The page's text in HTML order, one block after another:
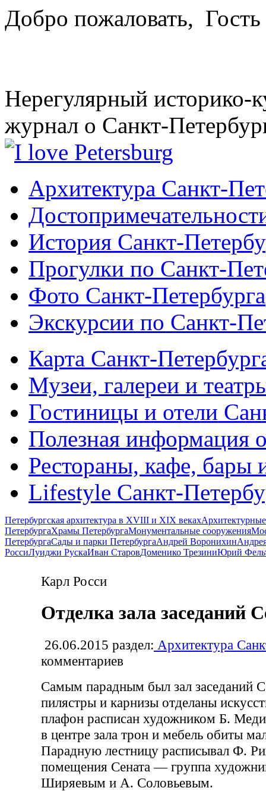
Добро пожаловать, Гость
Нерегулярный историко-
журнал о Санкт-
Архитектура Санкт-
История Санкт-
Прогулки по Санкт-
Фото Санкт-Петербурга
Экскурсии по Санкт-
Карта Санкт-
Музеи, галереи и
Гостиницы и отели
Полезная информация
Рестораны, кафе, бары
Lifestyle Санкт-
Петербургская архитектура в XVIII и XIX веках
ПетербургаХрамы ПетербургаМонументальные сооружения
ПетербургаСады и парки ПетербургаАндрей Воронихин
РоссиЛуиджи РускаИван СтаровДоменико ТрезиниЮрий
Карл Росси
Отделка зала заседаний
26.06.2015 раздел: Архитектура
комментариев
Самым парадным был зал заседаний
пилястры и карнизы отделаны
плафон расписан художником Б.
в центре зала трон и мебель обиты
Парадную лестницу расписывал Ф.
помещения Сената — группа
Ширяевым и А. Соловьевым.